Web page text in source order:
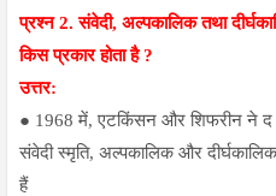
प्रश्न 2.संवेदी, अल्पकालिक तथा
किस प्रकार होता है ?
उत्तर:
● 1968 में, एटकिंसन और शिफरीन ने
संवेदी स्मृति, अल्पकालिक और
हैं